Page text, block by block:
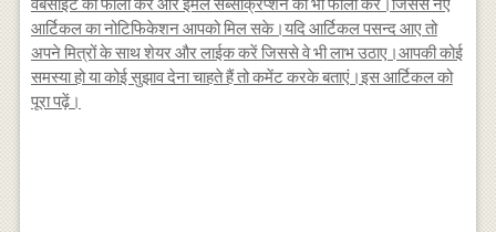
आर्टिकल का नोटिफिकेशन आपको मिल सके।यदि आर्टिकल पसन्द आए तो
अपने मित्रों के साथ शेयर और लाईक करें जिससे वे भी लाभ उठाए।आपकी कोई
समस्या हो या कोई सुझाव देना चाहते हैं तो कमेंट करके बताएं।इस आर्टिकल को
पूरा पढ़ें।